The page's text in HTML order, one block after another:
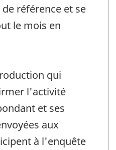
référence et se
le mois en
qui
l'activité
et ses
aux
à l'enquête